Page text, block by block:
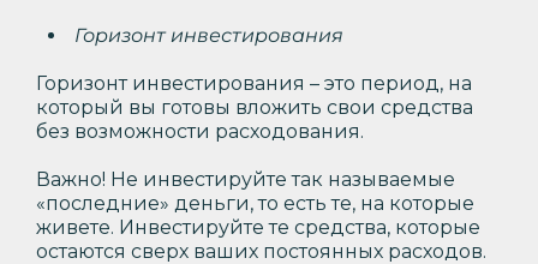
Горизонт инвестирования
Горизонт инвестирования – это период, на
который вы готовы вложить свои средства
без возможности расходования.
Важно! Не инвестируйте так называемые
«последние» деньги, то есть те, на которые
живете. Инвестируйте те средства, которые
остаются сверх ваших постоянных расходов.